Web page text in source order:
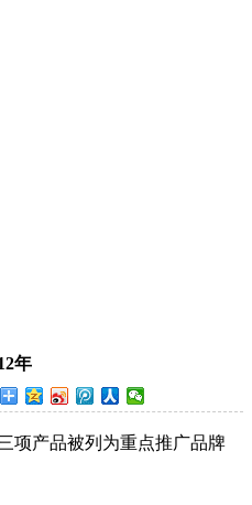
年
项产品被列为重点推广品牌